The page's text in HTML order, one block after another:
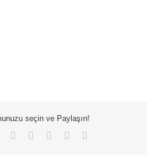
seçin ve Paylaşın!
LinkedInWhatsApp
TumblrPinterest